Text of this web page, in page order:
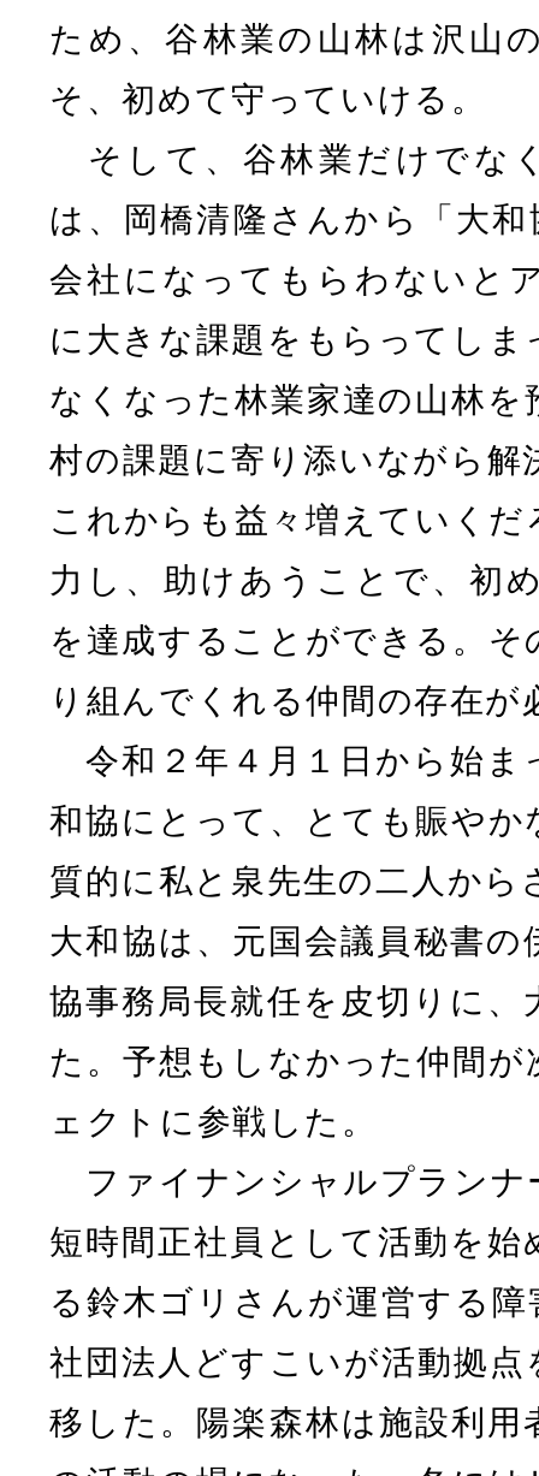
ため、谷林業の山林は沢山
そ、初めて守っていける。
そして、谷林業だけでな
は、岡橋清隆さんから「大
会社になってもらわないと
に大きな課題をもらってし
なくなった林業家達の山林
村の課題に寄り添いながら解
これからも益々増えていく
力し、助けあうことで、初
を達成することができる。
り組んでくれる仲間の存在が
令和２年４月１日から始ま
和協にとって、とても賑やか
質的に私と泉先生の二人か
大和協は、元国会議員秘書
協事務局長就任を皮切りに、
た。予想もしなかった仲間
ェクトに参戦した。
ファイナンシャルプランナ
短時間正社員として活動を
る鈴木ゴリさんが運営する
社団法人どすこいが活動拠点
移した。陽楽森林は施設利用